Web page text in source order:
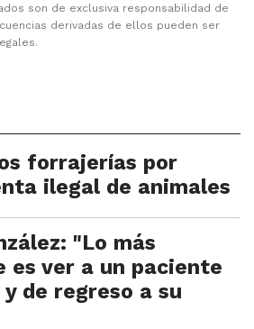
son de exclusiva responsabilidad de
derivadas de ellos pueden ser
forrajerías por
ilegal de animales
"Lo más
ver a un paciente
de regreso a su